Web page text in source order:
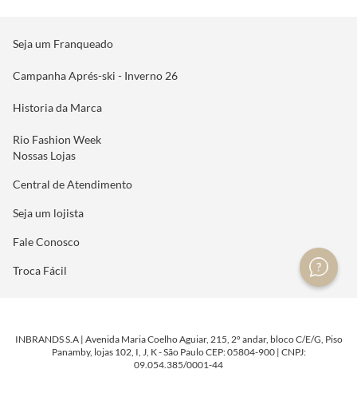
Seja um Franqueado
Campanha Aprés-ski - Inverno 26
Historia da Marca
Rio Fashion Week
Nossas Lojas
Central de Atendimento
Seja um lojista
Fale Conosco
Troca Fácil
INBRANDS S.A | Avenida Maria Coelho Aguiar, 215, 2º andar, bloco C/E/G, Piso
Panamby, lojas 102, I, J, K - São Paulo CEP: 05804-900 | CNPJ:
09.054.385/0001-44